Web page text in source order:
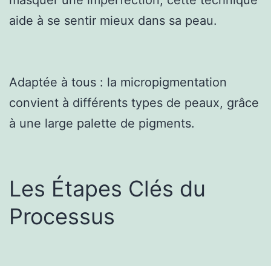
aide à se sentir mieux dans sa peau.
Adaptée à tous : la micropigmentation
convient à différents types de peaux, grâce
à une large palette de pigments.
Les Étapes Clés du
Processus